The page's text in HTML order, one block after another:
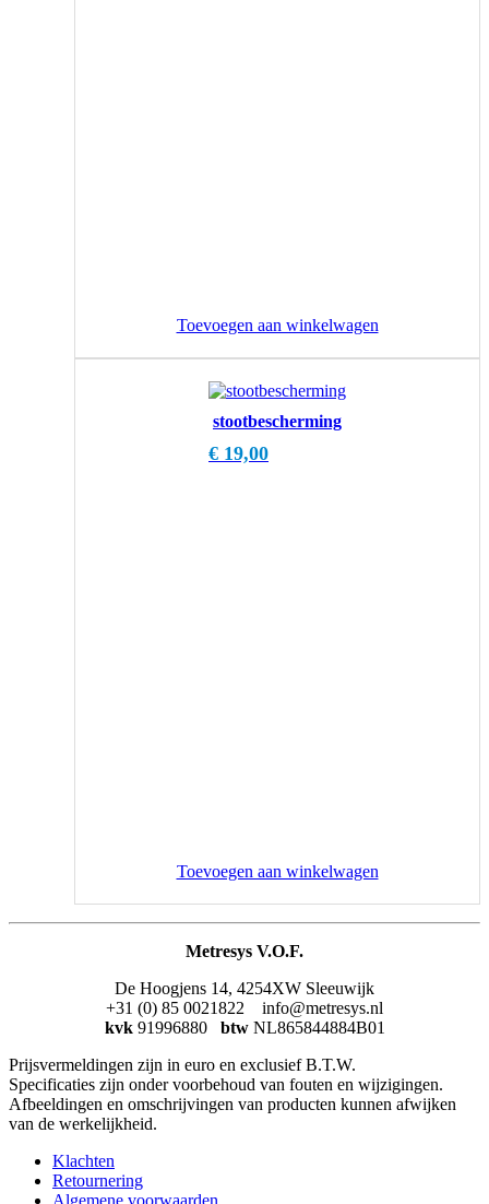
Toevoegen aan winkelwagen
stootbescherming
€ 19,00
Toevoegen aan winkelwagen
Metresys V.O.F.
De Hoogjens 14, 4254XW Sleeuwijk
+31 (0) 85 0021822 info@metresys.nl
kvk 91996880 btw NL865844884B01
Prijsvermeldingen zijn in euro en exclusief B.T.W.
Specificaties zijn onder voorbehoud van fouten en wijzigingen.
Afbeeldingen en omschrijvingen van producten kunnen afwijken
van de werkelijkheid.
Klachten
Retournering